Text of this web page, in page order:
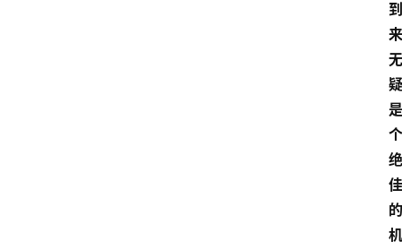
到
来
无
疑
是
个
绝
佳
的
机